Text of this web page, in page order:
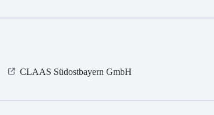
CLAAS Südostbayern GmbH